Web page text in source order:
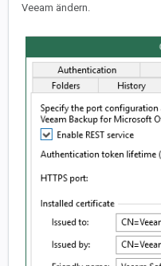
Veeam ändern.